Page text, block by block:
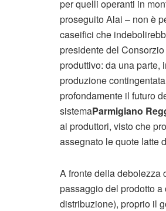
per quelli operanti in
proseguito Alai – non è
caseifici che
presidente del
produttivo: da una parte,
produzione
profondamente il futuro
sistemaParmigiano
ai produttori, visto che
assegnato le quote latte
A fronte della debolezza
passaggio del prodotto
distribuzione), proprio il